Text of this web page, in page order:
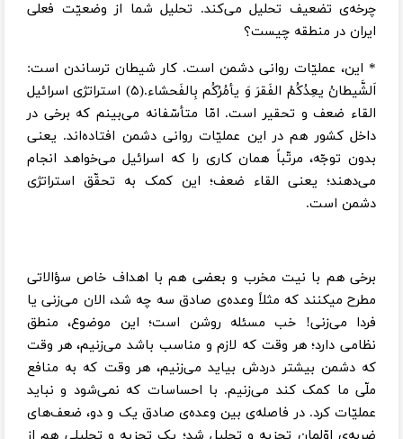
چرخه‌ی تضعیف تحلیل می‌کند. تحلیل شما از وضعیّت فعلی
ایران در منطقه چیست؟
* این، عملیّات روانی دشمن است. کار شیطان ترساندن است:
اَلشَّیطانُ یعِدُکُمُ الفَقرَ وَ یأمُرُکُم بِالفَحشاء.(۵) استراتژی اسرائیل
القاء ضعف و تحقیر است. امّا متأسّفانه می‌بینم که برخی در
داخل کشور هم در این عملیّات روانی دشمن افتاده‌اند. یعنی
بدون توجّه، مرتّباً همان کاری را که اسرائیل می‌خواهد انجام
می‌دهند؛ یعنی القاء ضعف؛ این کمک به تحقّق استراتژی
دشمن است.
برخی هم با نیت مخرب و بعضی هم با اهداف خاص سؤالاتی
مطرح میکنند که مثلاً وعده‌ی صادق سه چه شد، الان می‌زنی یا
فردا می‌زنی! خب مسئله روشن است؛ این موضوع، منطق
نظامی دارد؛ هر وقت که لازم و مناسب باشد می‌زنیم، هر وقت
که دشمن بیشتر دردش بیاید می‌زنیم، هر وقت که به منافع
ملّی ما کمک کند می‌زنیم. با احساسات که نمی‌شود و نباید
عملیّات کرد. در فاصله‌ی بین وعده‌ی صادق یک و دو، ضعف‌های